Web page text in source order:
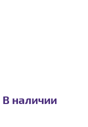
В наличии